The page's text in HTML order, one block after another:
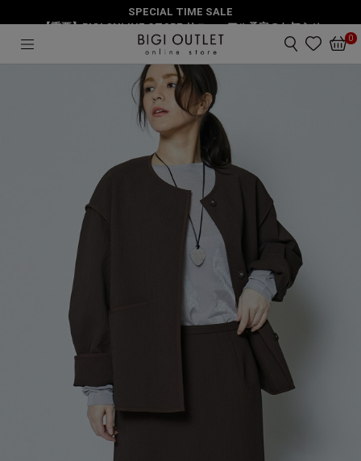
SPECIAL TIME SALE
【重要】BIGI ONLINE STORE リニューアル予定のお知らせ
0
アウター キルトラーレノーカラージャケット